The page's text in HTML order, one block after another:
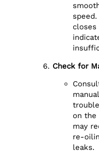
closes
Check for
on the
may
re-
leaks.